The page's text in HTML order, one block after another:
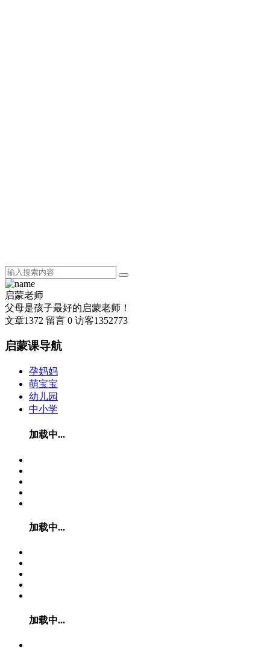
启蒙老师
父母是孩子最好的启蒙老师！
文章1372 留言 0 访客1352773
启蒙课导航
孕妈妈
萌宝宝
幼儿园
中小学
加载中...
加载中...
加载中...